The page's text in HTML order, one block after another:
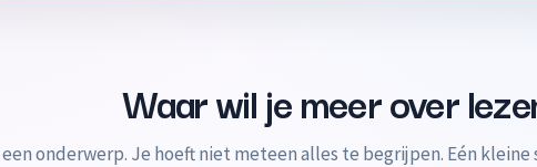
Waar wil je meer over
onderwerp. Je hoeft niet meteen alles te begrijpen. Eén kleine